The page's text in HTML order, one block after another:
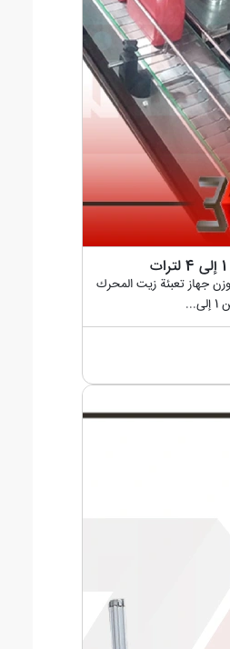
جهاز تعبئة زيت المحرك بالوزن جهاز تعبئة زيت المحرك